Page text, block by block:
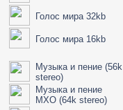
Голос мира 32kb
Голос мира 16kb
Музыка и пение (56k
stereo)
Музыка и пение
МХО (64k stereo)